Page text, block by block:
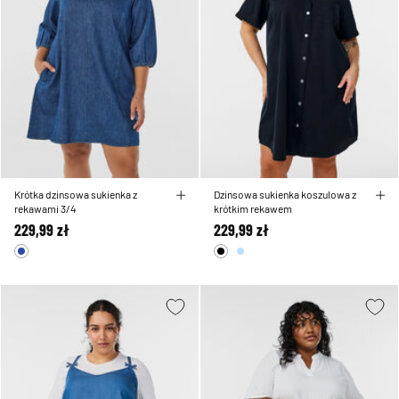
Krótka dzinsowa sukienka z
rekawami 3/4
229,99 zł
Dzinsowa sukienka koszulowa z
krótkim rekawem
229,99 zł